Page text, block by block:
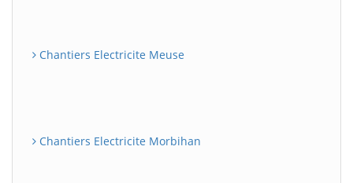
Chantiers Electricite Meuse
Chantiers Electricite Morbihan